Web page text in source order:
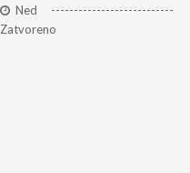
Ned ---------------------------
Zatvoreno